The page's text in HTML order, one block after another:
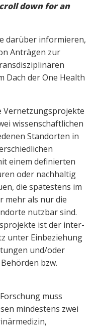
down for an
darüber informieren,
Anträgen zur
Dach der One Health
wissenschaftlichen
Standorten in
einem definierten
oder nachhaltig
die spätestens im
mehr als nur die
nutzbar sind.
ist der inter-
unter Einbeziehung
und/oder
bzw.
muss
mindestens zwei